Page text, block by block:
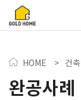
HOME > 건
완공사례